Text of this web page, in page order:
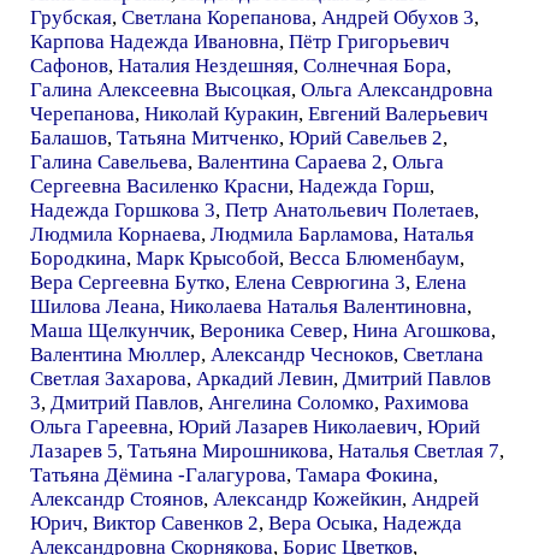
Грубская, Светлана Корепанова, Андрей Обухов 3,
Карпова Надежда Ивановна, Пётр Григорьевич
Сафонов, Наталия Нездешняя, Солнечная Бора,
Галина Алексеевна Высоцкая, Ольга Александровна
Черепанова, Николай Куракин, Евгений Валерьевич
Балашов, Татьяна Митченко, Юрий Савельев 2,
Галина Савельева, Валентина Сараева 2, Ольга
Сергеевна Василенко Красни, Надежда Горш,
Надежда Горшкова 3, Петр Анатольевич Полетаев,
Людмила Корнаева, Людмила Барламова, Наталья
Бородкина, Марк Крысобой, Весса Блюменбаум,
Вера Сергеевна Бутко, Елена Севрюгина 3, Елена
Шилова Леана, Николаева Наталья Валентиновна,
Маша Щелкунчик, Вероника Север, Нина Агошкова,
Валентина Мюллер, Александр Чесноков, Светлана
Светлая Захарова, Аркадий Левин, Дмитрий Павлов
3, Дмитрий Павлов, Ангелина Соломко, Рахимова
Ольга Гареевна, Юрий Лазарев Николаевич, Юрий
Лазарев 5, Татьяна Мирошникова, Наталья Светлая 7,
Татьяна Дёмина -Галагурова, Тамара Фокина,
Александр Стоянов, Александр Кожейкин, Андрей
Юрич, Виктор Савенков 2, Вера Осыка, Надежда
Александровна Скорнякова, Борис Цветков,